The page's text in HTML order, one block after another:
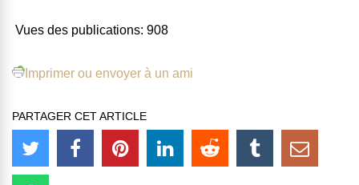
Vues des publications: 908
Imprimer ou envoyer à un ami
PARTAGER CET ARTICLE